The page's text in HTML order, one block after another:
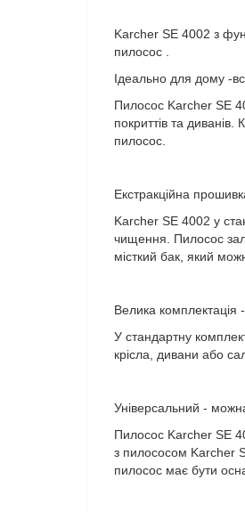
Karcher SE 4002 з
пилосос .
Ідеально для дому -
Пилосос Karcher SE
покриттів та
пилосос.
Екстракційна
Karcher SE 4002 у
чищення. Пилосос
місткий бак, який
Велика
У стандартну
крісла, дивани або
Універсальний -
Пилосос Karcher SE
з пилососом Karcher
пилосос має бути